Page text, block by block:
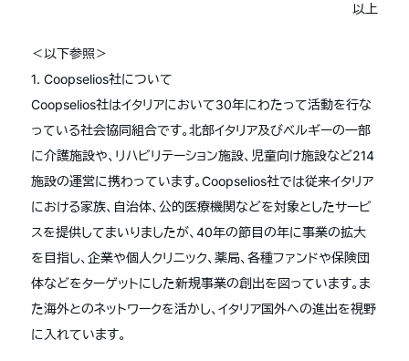
以上
＜以下参照＞
1. Coopselios社について
Coopselios社はイタリアにおいて30年にわたって活動を行な
っている社会協同組合です。北部イタリア及びベルギーの一部
に介護施設や、リハビリテーション施設、児童向け施設など214
施設の運営に携わっています。Coopselios社では従来イタリア
における家族、自治体、公的医療機関などを対象としたサービ
スを提供してまいりましたが、40年の節目の年に事業の拡大
を目指し、企業や個人クリニック、薬局、各種ファンドや保険団
体などをターゲットにした新規事業の創出を図っています。ま
た海外とのネットワークを活かし、イタリア国外への進出を視野
に入れています。